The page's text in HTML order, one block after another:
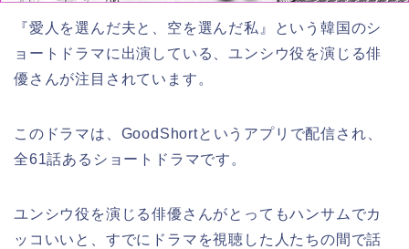
『愛人を選んだ夫と、空を選んだ私』という韓国のシ
ョートドラマに出演している、ユンシウ役を演じる俳
優さんが注目されています。
このドラマは、GoodShortというアプリで配信され、
全61話あるショートドラマです。
ユンシウ役を演じる俳優さんがとってもハンサムでカ
ッコいいと、すでにドラマを視聴した人たちの間で話